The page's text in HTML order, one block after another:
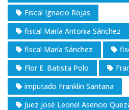
Fiscal Ignacio Rojas
fiscal María Antonia Sánchez
fiscal María Sánchez
Flor E. Batista Polo
imputado Franklin Santana
Juez José Leonel Asencio